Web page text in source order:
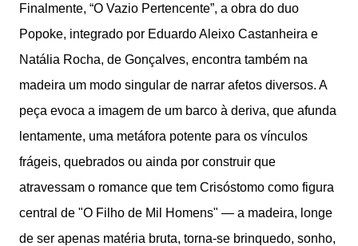
Finalmente, “O Vazio Pertencente”, a obra do duo
Popoke, integrado por Eduardo Aleixo Castanheira e
Natália Rocha, de Gonçalves, encontra também na
madeira um modo singular de narrar afetos diversos. A
peça evoca a imagem de um barco à deriva, que afunda
lentamente, uma metáfora potente para os vínculos
frágeis, quebrados ou ainda por construir que
atravessam o romance que tem Crisóstomo como figura
central de "O Filho de Mil Homens" — a madeira, longe
de ser apenas matéria bruta, torna-se brinquedo, sonho,